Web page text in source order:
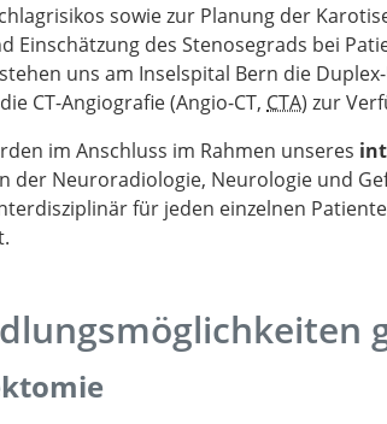
sowie zur Planung der
Einschätzung des Stenosegrads bei
uns am Inselspital Bern die
CT-Angiografie (Angio-CT, CTA) zur
im Anschluss im Rahmen unseres
der Neuroradiologie, Neurologie und
für jeden einzelnen